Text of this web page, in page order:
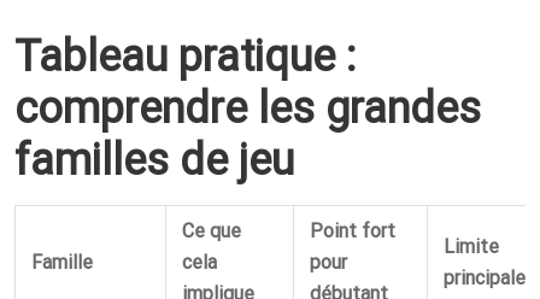
Tableau pratique :
comprendre les grandes
familles de jeu
Famille
Ce que
cela
implique
Point fort
pour
débutant
Limite
principale